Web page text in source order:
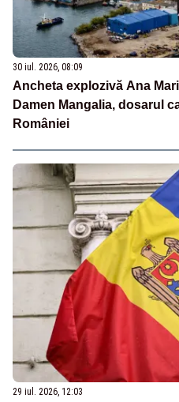
30 iul. 2026, 08:09
Ancheta explozivă Ana
Damen Mangalia, dosarul
României
29 iul. 2026, 12:03